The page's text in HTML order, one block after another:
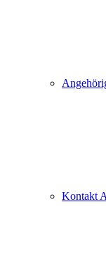
Kontakt